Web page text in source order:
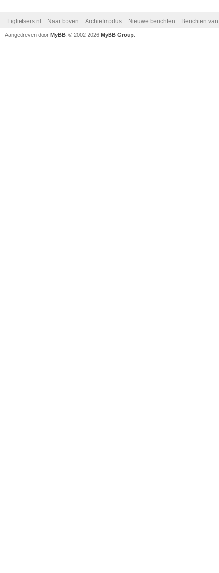
Ligfietsers.nl Naar boven Archiefmodus Nieuwe berichten Berichten
Aangedreven door MyBB , © 2002-2026 MyBB Group